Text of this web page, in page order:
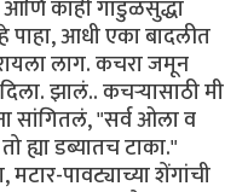
काही गांडुळंसुद्धा
आधी एका बादलीत
लाग. कचरा जमून
झालं.. कचऱ्यासाठी मी
सांगितलं, "सर्व ओला व
डब्यातच टाका."
मटार-पावट्याच्या शेंगांची